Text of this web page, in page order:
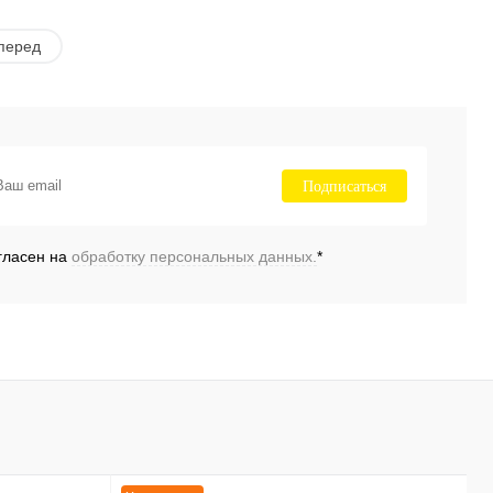
Подписаться
на обработку персональных данных. *